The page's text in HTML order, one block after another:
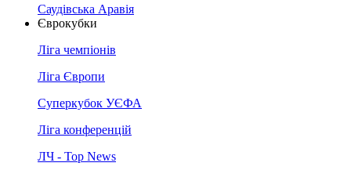
Саудівська Аравія
Єврокубки
Ліга чемпіонів
Ліга Європи
Суперкубок УЄФА
Ліга конференцій
ЛЧ - Top News